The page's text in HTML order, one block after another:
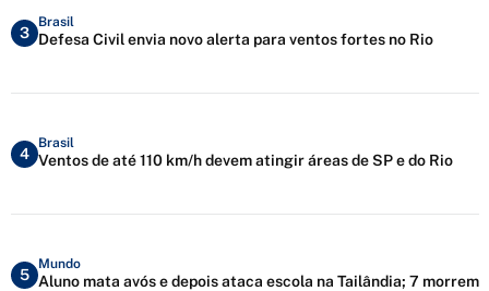
3
Brasil
Defesa Civil envia novo alerta para ventos fortes no Rio
4
Brasil
Ventos de até 110 km/h devem atingir áreas de SP e do Rio
5
Mundo
Aluno mata avós e depois ataca escola na Tailândia; 7 morrem